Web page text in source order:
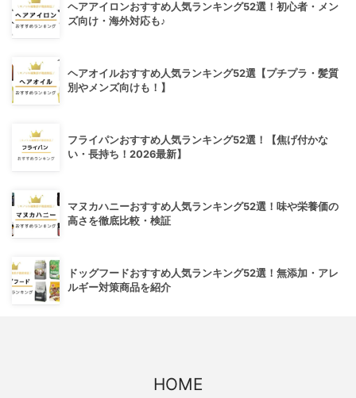
ヘアアイロンおすすめ人気ランキング52選！初心者・メン
ズ向け・海外対応も♪
ヘアオイルおすすめ人気ランキング52選【プチプラ・髪質
別やメンズ向けも！】
フライパンおすすめ人気ランキング52選！【焦げ付かな
い・長持ち！2026最新】
マヌカハニーおすすめ人気ランキング52選！味や栄養価の
高さを徹底比較・検証
ドッグフードおすすめ人気ランキング52選！無添加・アレ
ルギー対策商品を紹介
HOME